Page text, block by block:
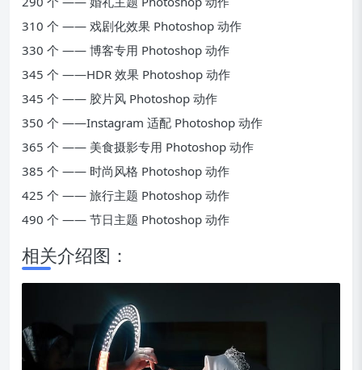
310 个 —— 戏剧化效果 Photoshop 动作
330 个 —— 博客专用 Photoshop 动作
345 个 ——HDR 效果 Photoshop 动作
345 个 —— 胶片风 Photoshop 动作
350 个 ——Instagram 适配 Photoshop 动作
365 个 —— 美食摄影专用 Photoshop 动作
385 个 —— 时尚风格 Photoshop 动作
425 个 —— 旅行主题 Photoshop 动作
490 个 —— 节日主题 Photoshop 动作
相关介绍图：